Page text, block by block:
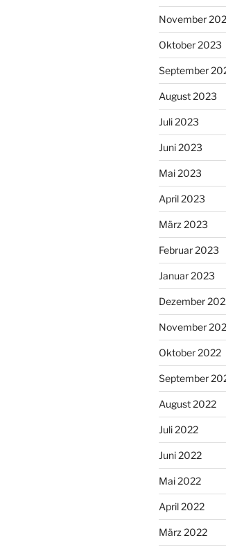
November
Oktober 2023
September
August 2023
Juli 2023
Juni 2023
Mai 2023
April 2023
März 2023
Februar 2023
Januar 2023
Dezember
November
Oktober 2022
September
August 2022
Juli 2022
Juni 2022
Mai 2022
April 2022
März 2022